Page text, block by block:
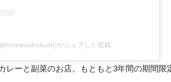
がシェアした投稿
レーと副菜のお店。もともと3年間の期間限